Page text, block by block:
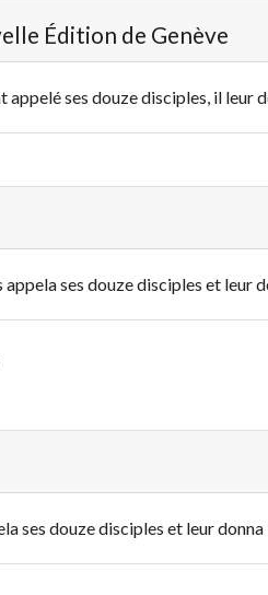
Édition de Genève
appelé ses douze disciples, il
appela ses douze disciples et
ses douze disciples et leur